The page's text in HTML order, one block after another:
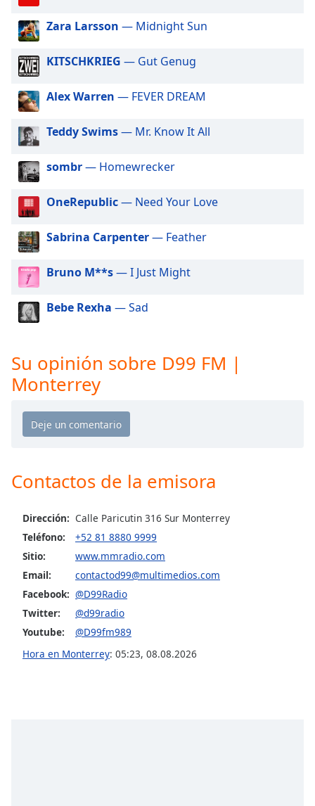
Picture-
in-
Picture
Fullscreen
This
window.
Beginning
dialog
window.
Escape
and
close
window.
Color
Opacity
Color
Opacity
Caption
Area
Background
Color
Opacity
Zara Larsson — Midnight Sun
KITSCHKRIEG — Gut Genug
Alex Warren — FEVER DREAM
Teddy Swims— Mr. Know It All
sombr— Homewrecker
OneRepublic— Need Your Love
Sabrina Carpenter— Feather
Bruno M**s— I Just Might
Bebe Rexha — Sad
Su opinión sobre D99 FM |
Monterrey
Contactos de la emisora
Dirección: Calle Paricutin 316 Sur Monterrey
Teléfono:
+52 81 8880 9999
Sitio:
www.mmradio.com
Email:
contactod99@multimedios.com
Facebook: @D99Radio
Twitter:
@d99radio
Youtube:
@D99fm989
Hora en Monterrey: 05:23, 08.08.2026